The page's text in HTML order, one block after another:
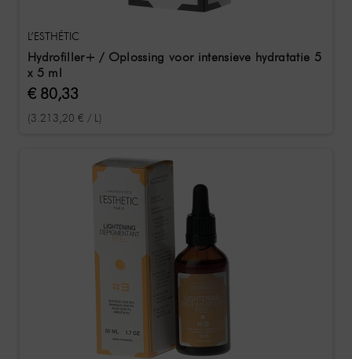
L’ESTHÉTIC
Hydrofiller+ / Oplossing voor intensieve hydratatie 5
x 5 ml
€ 80,33
(3.213,20 € / L)